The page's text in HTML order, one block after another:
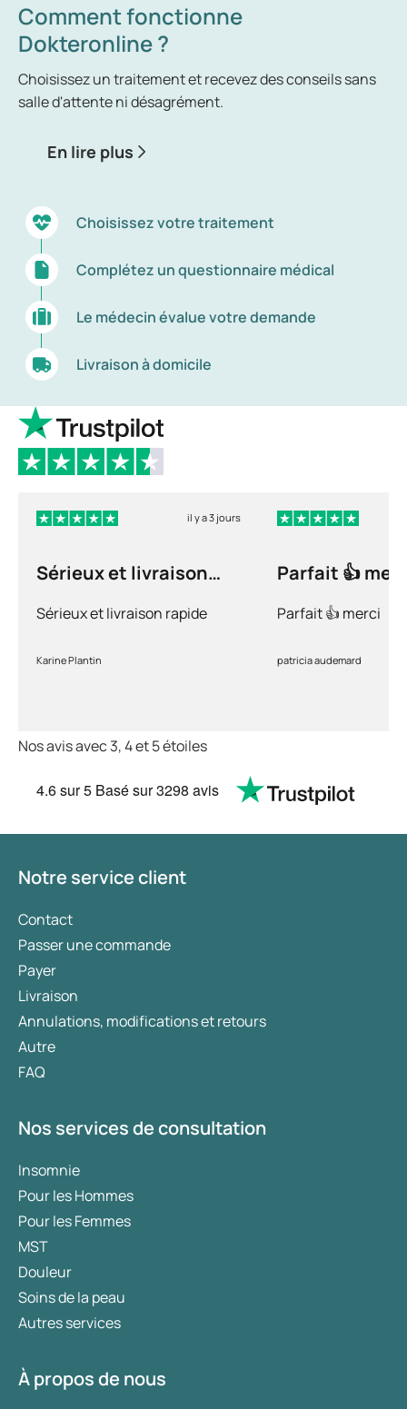
Comment fonctionne
Dokteronline ?
Choisissez un traitement et recevez des conseils sans
salle d'attente ni désagrément.
En lire plus
Choisissez votre traitement
Complétez un questionnaire médical
Le médecin évalue votre demande
Livraison à domicile
il y a 3 jours
Sérieux et livraison
Sérieux et livraison rapide
Karine Plantin
Parfait 👍
Parfait 👍 merci
patricia audemard
Nos avis avec 3, 4 et 5 étoiles
4.6sur 5 Basé sur3298 avis
Notre service client
Contact
Passer une commande
Payer
Livraison
Annulations, modifications et retours
Autre
FAQ
Nos services de consultation
Insomnie
Pour les Hommes
Pour les Femmes
MST
Douleur
Soins de la peau
Autres services
À propos de nous